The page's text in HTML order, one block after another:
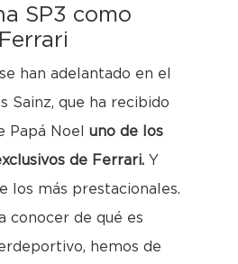
SP3 como
han adelantado en el
Sainz, que ha recibido
Papá Noel uno de los
de Ferrari. Y
los más prestacionales.
conocer de qué es
hemos de